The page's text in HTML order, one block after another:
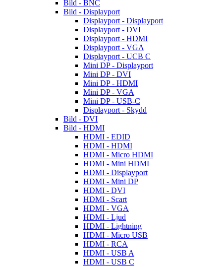
Bild - BNC
Bild - Displayport
Displayport - Displayport
Displayport - DVI
Displayport - HDMI
Displayport - VGA
Displayport - UCB C
Mini DP - Displayport
Mini DP - DVI
Mini DP - HDMI
Mini DP - VGA
Mini DP - USB-C
Displayport - Skydd
Bild - DVI
Bild - HDMI
HDMI - EDID
HDMI - HDMI
HDMI - Micro HDMI
HDMI - Mini HDMI
HDMI - Displayport
HDMI - Mini DP
HDMI - DVI
HDMI - Scart
HDMI - VGA
HDMI - Ljud
HDMI - Lightning
HDMI - Micro USB
HDMI - RCA
HDMI - USB A
HDMI - USB C